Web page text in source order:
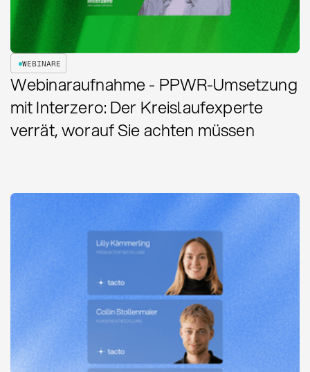
WEBINARE
Webinaraufnahme - PPWR-Umsetzung
mit Interzero: Der Kreislaufexperte
verrät, worauf Sie achten müssen